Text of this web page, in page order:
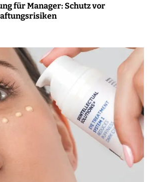
für Manager: Schutz vor